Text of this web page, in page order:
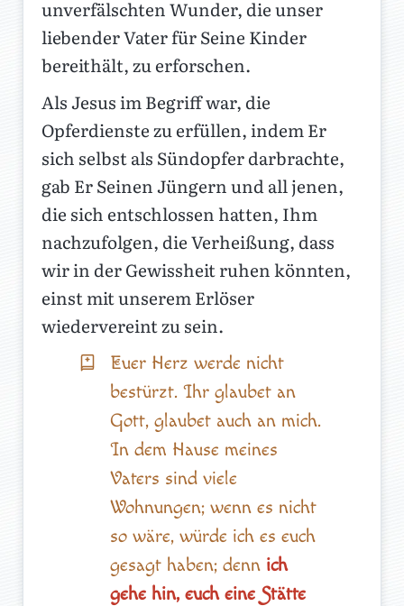
unverfälschten Wunder, die unser
liebender Vater für Seine Kinder
bereithält, zu erforschen.
Als Jesus im Begriff war, die
Opferdienste zu erfüllen, indem Er
sich selbst als Sündopfer darbrachte,
gab Er Seinen Jüngern und all jenen,
die sich entschlossen hatten, Ihm
nachzufolgen, die Verheißung, dass
wir in der Gewissheit ruhen könnten,
einst mit unserem Erlöser
wiedervereint zu sein.
Euer Herz werde nicht
bestürzt. Ihr glaubet an
Gott, glaubet auch an mich.
In dem Hause meines
Vaters sind viele
Wohnungen; wenn es nicht
so wäre, würde ich es euch
gesagt haben; denn ich
gehe hin, euch eine Stätte